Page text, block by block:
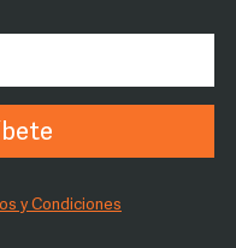
y Condiciones